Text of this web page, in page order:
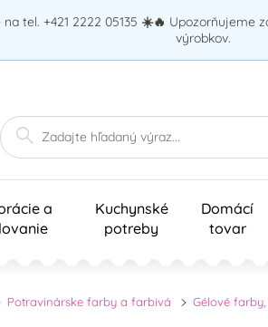
tel. +421 2222 05135 ☀️🔥 Upozorňujeme
výrobkov.
a
Kuchynské
potreby
Domácí
tovar
Potravinárske farby a farbivá Gélové